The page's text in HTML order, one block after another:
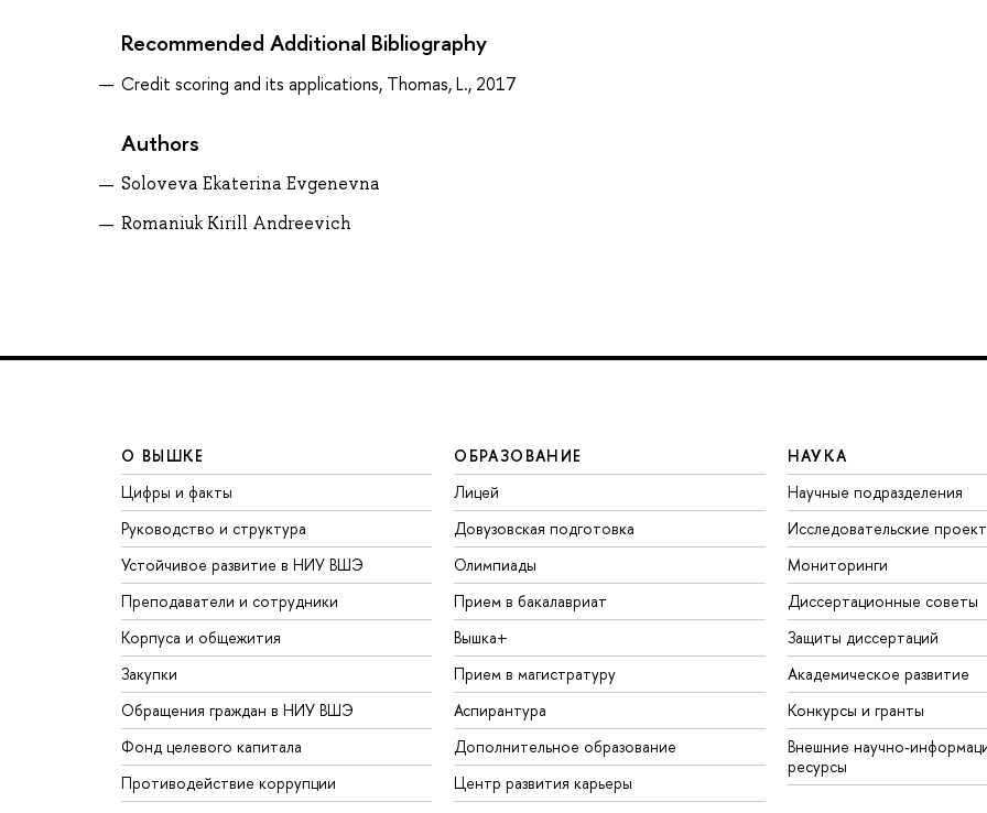
Recommended Additional Bibliography
Credit scoring and its applications, Thomas, L., 2017
Authors
Soloveva Ekaterina Evgenevna
Romaniuk Kirill Andreevich
О ВЫШКЕ
Цифры и факты
Руководство и структура
Устойчивое развитие в НИУ ВШЭ
Преподаватели и сотрудники
Корпуса и общежития
Закупки
Обращения граждан в НИУ ВШЭ
Фонд целевого капитала
Противодействие коррупции
ОБРАЗОВАНИЕ
Лицей
Довузовская подготовка
Олимпиады
Прием в бакалавриат
Вышка+
Прием в магистратуру
Аспирантура
Дополнительное образование
Центр развития карьеры
НАУКА
Научные подразделения
Исследовательские
Мониторинги
Диссертационные советы
Защиты диссертаций
Академическое развитие
Конкурсы и гранты
Внешние научно-
ресурсы